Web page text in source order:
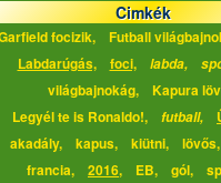
Cimkék
focizik, Futball
Labdarúgás,
foci, labda,
világbajnokág,
Kapura
Legyél te is Ronaldo!,
futball,
akadály,
kapus, kiütni, lövős,
francia,
2016, EB, gól,